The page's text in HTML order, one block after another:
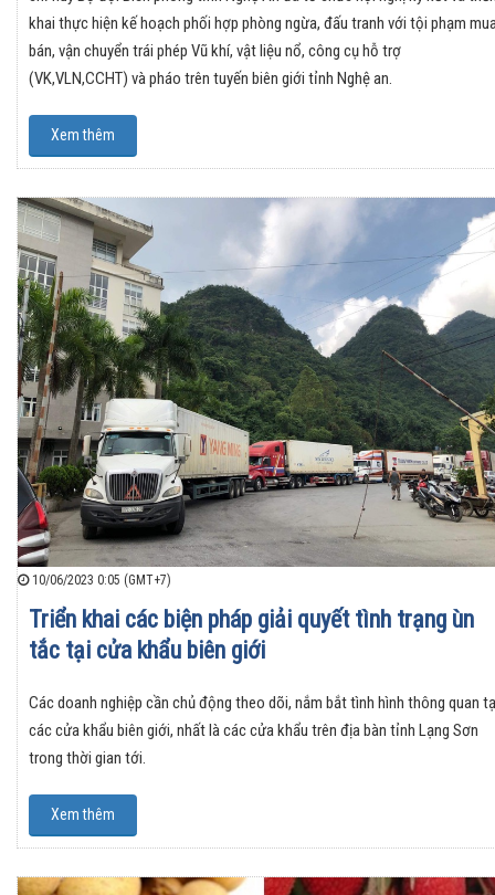
khai thực hiện kế hoạch phối hợp phòng ngừa, đấu tranh với tội phạm
bán, vận chuyển trái phép Vũ khí, vật liệu nổ, công cụ hỗ trợ
(VK,VLN,CCHT) và pháo trên tuyến biên giới tỉnh Nghệ an.
Xem thêm
10/06/2023 0:05 (GMT+7)
Triển khai các biện pháp giải quyết tình trạng ùn
tắc tại cửa khẩu biên giới
Các doanh nghiệp cần chủ động theo dõi, nắm bắt tình hình thông quan
các cửa khẩu biên giới, nhất là các cửa khẩu trên địa bàn tỉnh Lạng Sơn
trong thời gian tới.
Xem thêm